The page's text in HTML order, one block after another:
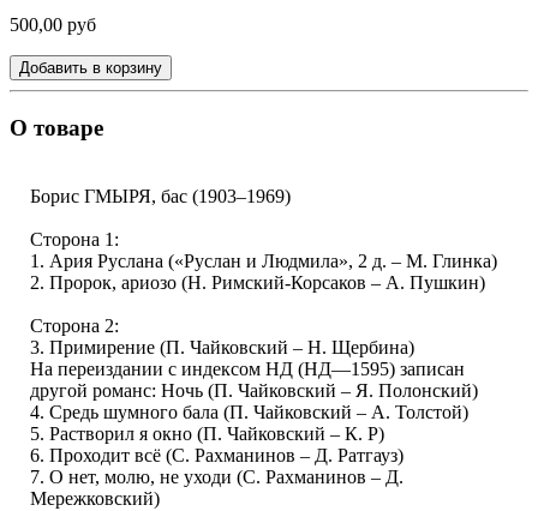
500,00 руб
Добавить в корзину
О товаре
Борис ГМЫРЯ, бас (1903–1969)
Сторона 1:
1. Ария Руслана («Руслан и Людмила», 2 д. – М. Глинка)
2. Пророк, ариозо (Н. Римский-Корсаков – А. Пушкин)
Сторона 2:
3. Примирение (П. Чайковский – Н. Щербина)
На переиздании с индексом НД (НД—1595) записан
другой романс: Ночь (П. Чайковский – Я. Полонский)
4. Средь шумного бала (П. Чайковский – А. Толстой)
5. Растворил я окно (П. Чайковский – К. Р)
6. Проходит всё (С. Рахманинов – Д. Ратгауз)
7. О нет, молю, не уходи (С. Рахманинов – Д.
Мережковский)